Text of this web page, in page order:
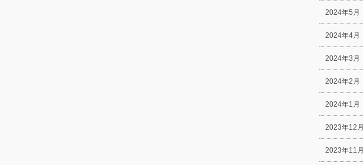
2024年5月
2024年4月
2024年3月
2024年2月
2024年1月
2023年12月
2023年11月